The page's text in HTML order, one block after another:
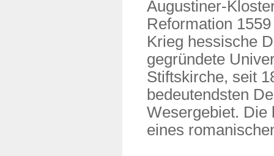
Augustiner-
Reformation
Krieg hessische
gegründete
Stiftskirche, seit
bedeutendsten
Wesergebiet. Die
eines